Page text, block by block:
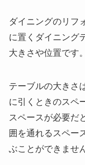
ダイニングのリフ
に置くダイニング
大きさや位置です。
テーブルの大きさ
に引くときのスペ
スペースが必要だ
囲を通れるスペー
ぶことができませ